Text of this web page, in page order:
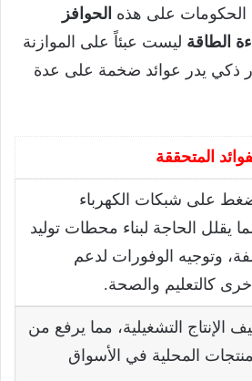
الحكومات على هذه الحوافز
الطاقة ليست عبئاً على الموازنة
ذكي يدر عوائد ضخمة على عدة
المتحققة
على شبكات الكهرباء
يقلل الحاجة لبناء محطات توليد
وتوجيه الوفورات لدعم
كالتعليم والصحة.
الإنتاج التشغيلية، مما يرفع من
المحلية في الأسواق